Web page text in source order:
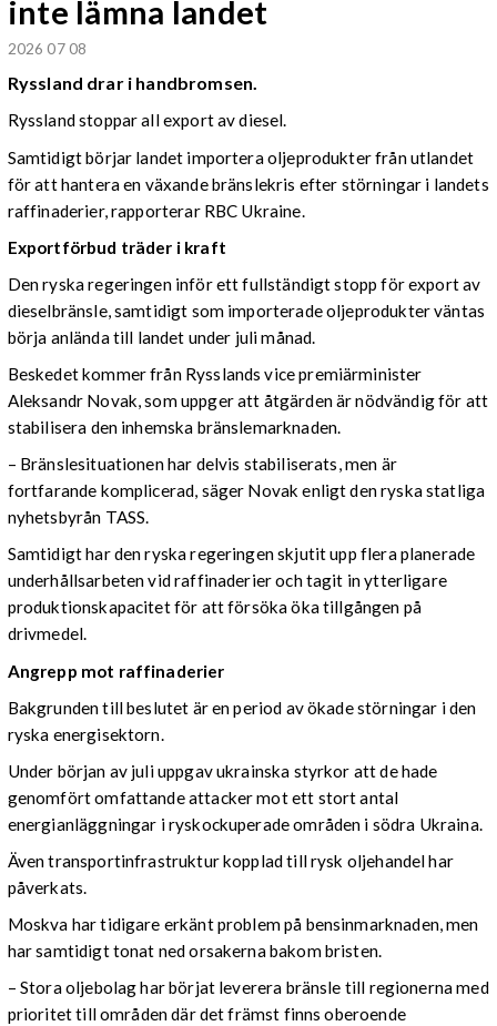
inte lämna landet
2026 07 08
Ryssland drar i handbromsen.
Ryssland stoppar all export av diesel.
Samtidigt börjar landet importera oljeprodukter från utlandet
för att hantera en växande bränslekris efter störningar i landets
raffinaderier, rapporterar RBC Ukraine.
Exportförbud träder i kraft
Den ryska regeringen inför ett fullständigt stopp för export av
dieselbränsle, samtidigt som importerade oljeprodukter väntas
börja anlända till landet under juli månad.
Beskedet kommer från Rysslands vice premiärminister
Aleksandr Novak, som uppger att åtgärden är nödvändig för att
stabilisera den inhemska bränslemarknaden.
– Bränslesituationen har delvis stabiliserats, men är
fortfarande komplicerad, säger Novak enligt den ryska statliga
nyhetsbyrån TASS.
Samtidigt har den ryska regeringen skjutit upp flera planerade
underhållsarbeten vid raffinaderier och tagit in ytterligare
produktionskapacitet för att försöka öka tillgången på
drivmedel.
Angrepp mot raffinaderier
Bakgrunden till beslutet är en period av ökade störningar i den
ryska energisektorn.
Under början av juli uppgav ukrainska styrkor att de hade
genomfört omfattande attacker mot ett stort antal
energianläggningar i ryskockuperade områden i södra Ukraina.
Även transportinfrastruktur kopplad till rysk oljehandel har
påverkats.
Moskva har tidigare erkänt problem på bensinmarknaden, men
har samtidigt tonat ned orsakerna bakom bristen.
– Stora oljebolag har börjat leverera bränsle till regionerna med
prioritet till områden där det främst finns oberoende